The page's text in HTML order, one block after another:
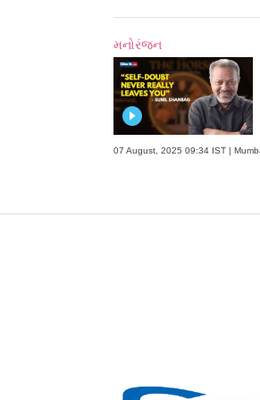
મનોરંજન
07 August, 2025 09:34 IST |